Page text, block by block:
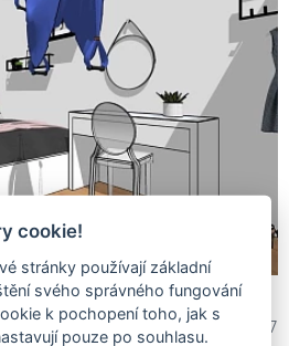
753 507
cookie!
stránky používají základní
svého správného fungování
k pochopení toho, jak s
pouze po souhlasu.